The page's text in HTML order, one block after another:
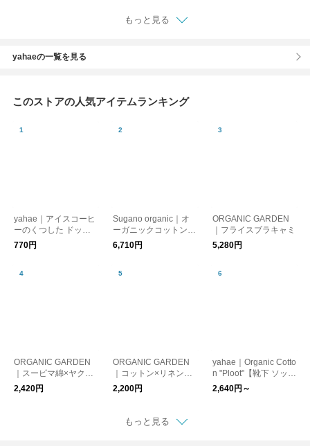
もっと見る
yahaeの一覧を見る
このストアの人気アイテムランキング
yahae｜アイスコーヒ
ーのくつした ドッ
ト・ニワトリ【ギフ
ト】【生活雑貨】
770円
Sugano organic｜オ
ーガニックコットンの
ブラタンクトップ【肌
着・インナー】
6,710円
ORGANIC GARDEN
｜フライスブラキャミ
5,280円
ORGANIC GARDEN
｜スーピマ綿×ヤクの
サンダルソックス【靴
下 ソックス】
2,420円
ORGANIC GARDEN
｜コットン×リネン
リンクスソックス【靴
下 ソックス】
2,200円
yahae｜Organic Cotto
n "Ploot"【靴下 ソック
ス】【ギフト】
2,640円～
もっと見る